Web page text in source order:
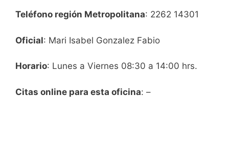
Teléfono región Metropolitana: 2262 14301
Oficial: Mari Isabel Gonzalez Fabio
Horario: Lunes a Viernes 08:30 a 14:00 hrs.
Citas online para esta oficina: –